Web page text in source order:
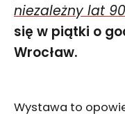
niezależny lat
się w piątki o
Wrocław.
Wystawa to